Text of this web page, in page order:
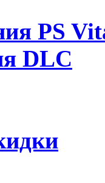
PS
DLC